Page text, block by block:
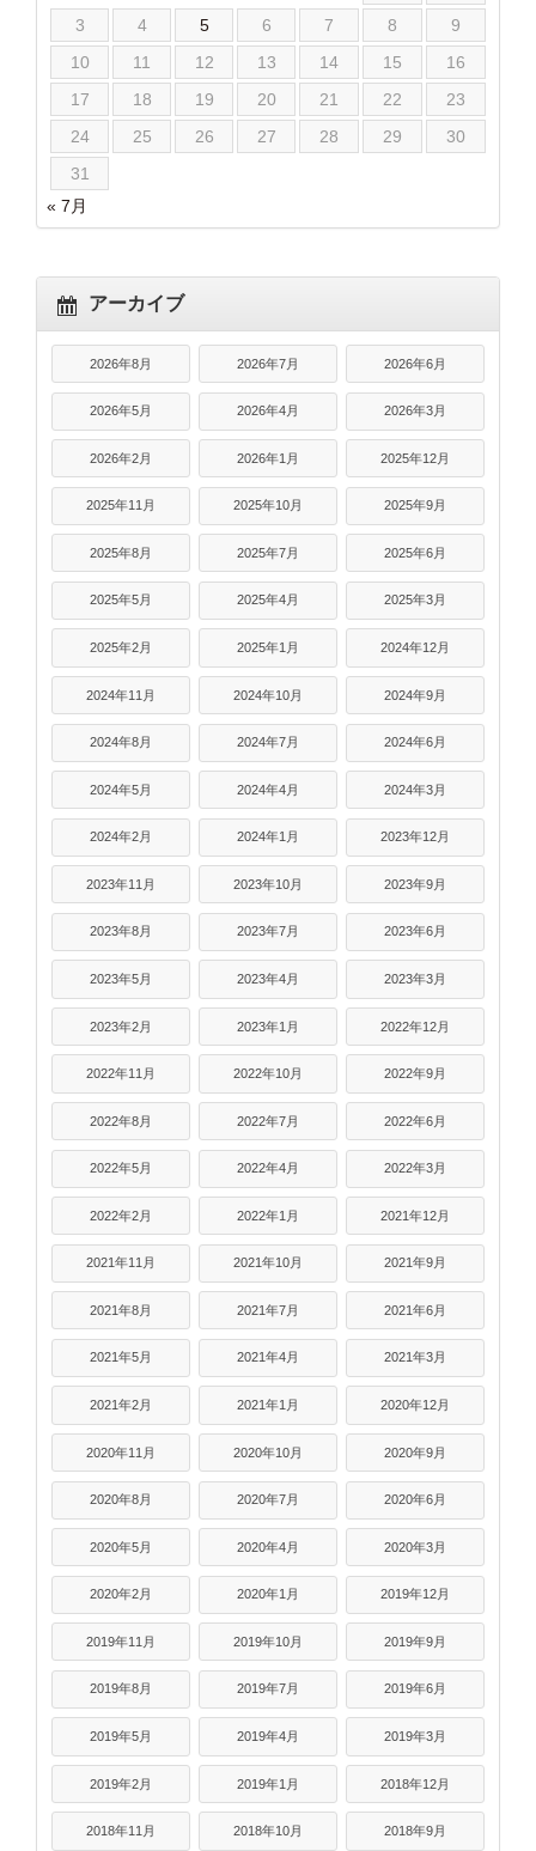
3
4 5 6 7 8
9
10
11 12 13 14 15
16
17
18 19 20 21 22
23
24
25 26 27 28 29
30
31
« 7月
アーカイブ
2026年8月 2026年7月 2026年6月
2026年5月 2026年4月 2026年3月
2026年2月 2026年1月 2025年12月
2025年11月 2025年10月 2025年9月
2025年8月 2025年7月 2025年6月
2025年5月 2025年4月 2025年3月
2025年2月 2025年1月 2024年12月
2024年11月 2024年10月 2024年9月
2024年8月 2024年7月 2024年6月
2024年5月 2024年4月 2024年3月
2024年2月 2024年1月 2023年12月
2023年11月 2023年10月 2023年9月
2023年8月 2023年7月 2023年6月
2023年5月 2023年4月 2023年3月
2023年2月 2023年1月 2022年12月
2022年11月 2022年10月 2022年9月
2022年8月 2022年7月 2022年6月
2022年5月 2022年4月 2022年3月
2022年2月 2022年1月 2021年12月
2021年11月 2021年10月 2021年9月
2021年8月 2021年7月 2021年6月
2021年5月 2021年4月 2021年3月
2021年2月 2021年1月 2020年12月
2020年11月 2020年10月 2020年9月
2020年8月 2020年7月 2020年6月
2020年5月 2020年4月 2020年3月
2020年2月 2020年1月 2019年12月
2019年11月 2019年10月 2019年9月
2019年8月 2019年7月 2019年6月
2019年5月 2019年4月 2019年3月
2019年2月 2019年1月 2018年12月
2018年11月 2018年10月 2018年9月